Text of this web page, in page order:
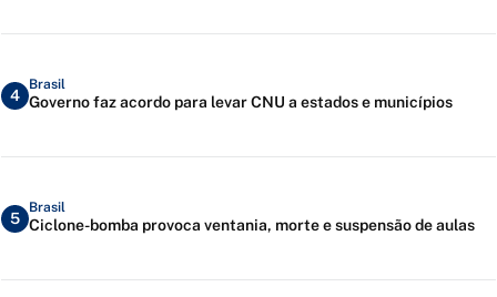
4
Brasil
Governo faz acordo para levar CNU a estados e municípios
5
Brasil
Ciclone-bomba provoca ventania, morte e suspensão de aulas